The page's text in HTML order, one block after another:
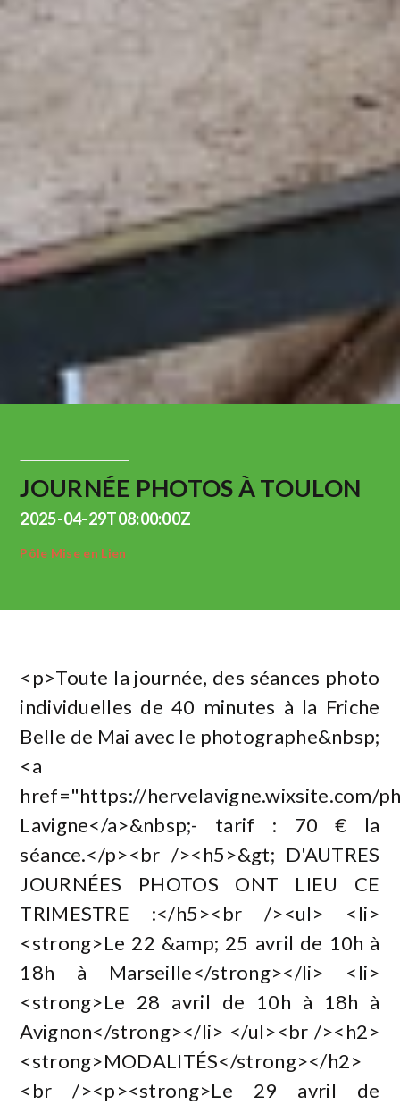
JOURNÉE PHOTOS À TOULON
2025-04-29T08:00:00Z
Pôle Mise en Lien
<p>Toute la journée, des séances photo
individuelles de 40 minutes à la Friche
Belle de Mai avec le photographe&nbsp;
<a
href="https://hervelavigne.wixsite.com/
Lavigne</a>&nbsp;- tarif : 70 € la
séance.</p><br /><h5>&gt; D'AUTRES
JOURNÉES PHOTOS ONT LIEU CE
TRIMESTRE :</h5><br /><ul> <li>
<strong>Le 22 &amp; 25 avril de 10h à
18h à Marseille</strong></li> <li>
<strong>Le 28 avril de 10h à 18h à
Avignon</strong></li> </ul><br /><h2>
<strong>MODALITÉS</strong></h2>
<br /><p><strong>Le 29 avril de